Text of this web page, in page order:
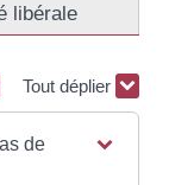
libérale
Tout déplier
de